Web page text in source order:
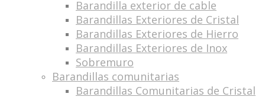
Barandilla exterior de cable
Barandillas Exteriores de Cristal
Barandillas Exteriores de Hierro
Barandillas Exteriores de Inox
Sobremuro
Barandillas comunitarias
Barandillas Comunitarias de Cristal